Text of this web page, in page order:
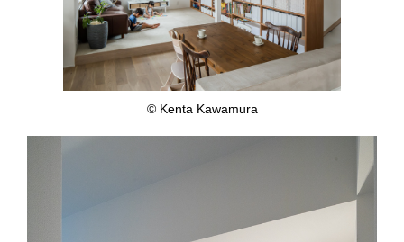
© Kenta Kawamura